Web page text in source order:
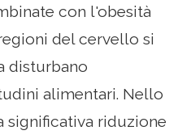
con l'obesità
del cervello si
disturbano
alimentari. Nello
significativa riduzione